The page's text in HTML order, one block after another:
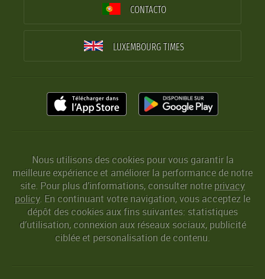
CONTACTO
LUXEMBOURG TIMES
Nous utilisons des cookies pour vous garantir la
meilleure expérience et améliorer la performance de notre
site. Pour plus d’informations, consulter notreprivacy
policy. En continuant votre navigation, vous acceptez le
dépôt des cookies aux fins suivantes: statistiques
d’utilisation, connexion aux réseaux sociaux, publicité
ciblée et personalisation de contenu.